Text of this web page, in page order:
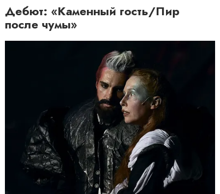
Дебют: «Каменный гость/Пир
после чумы»